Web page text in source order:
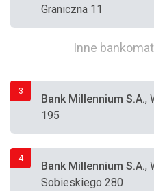
Graniczna 11
Inne
3
Bank Millennium S.A.,
195
4
Bank Millennium S.A.,
Sobieskiego 280